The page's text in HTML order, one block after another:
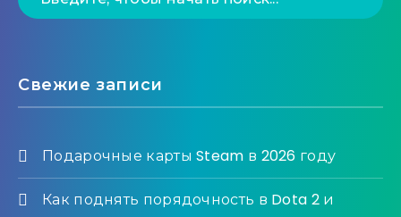
Свежие записи
Подарочные карты Steam в 2026 году
Как поднять порядочность в Dota 2 и